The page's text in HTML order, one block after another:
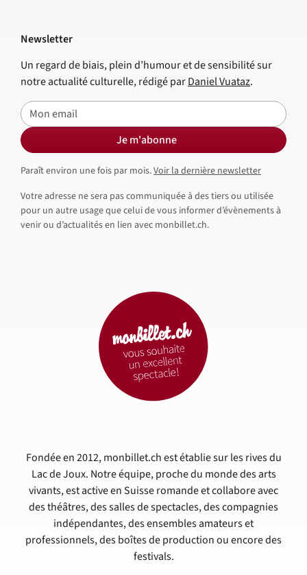
Fondée en 2012, monbillet.ch est établie sur les rives du
Lac de Joux. Notre équipe, proche du monde des arts
vivants, est active en Suisse romande et collabore avec
des théâtres, des salles de spectacles, des compagnies
indépendantes, des ensembles amateurs et
professionnels, des boîtes de production ou encore des
festivals.
Newsletter
Un regard de biais, plein d’humour et de sensibilité sur
notre actualité culturelle, rédigé parDaniel Vuataz.
E-mail
Je m'abonne
Paraît environ une fois par mois.Voir la dernière newsletter
Votre adresse ne sera pas communiquée à des tiers ou utilisée
pour un autre usage que celui de vous informer d’évènements à
venir ou d’actualités en lien avec monbillet.ch.